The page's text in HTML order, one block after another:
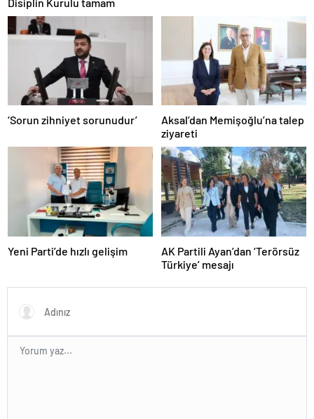
‘Sorun zihniyet sorunudur’
Aksal’dan Memişoğlu’na talep
ziyareti
Yeni Parti’de hızlı gelişim
AK Partili Ayan’dan ‘Terörsüz
Türkiye’ mesajı